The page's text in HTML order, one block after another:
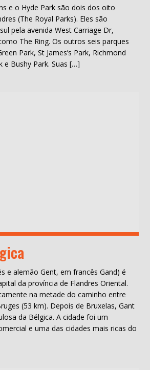
e o Hyde Park são dois dos oito
(The Royal Parks). Eles são
pela avenida West Carriage Dr,
The Ring. Os outros seis parques
Park, St James’s Park, Richmond
e Bushy Park. Suas […]
e alemão Gent, em francês Gand) é
da província de Flandres Oriental.
na metade do caminho entre
(53 km). Depois de Bruxelas, Gant
da Bélgica. A cidade foi um
e uma das cidades mais ricas do